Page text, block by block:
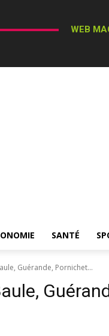
WEB
SANTÉ
Guérande, Pornichet…